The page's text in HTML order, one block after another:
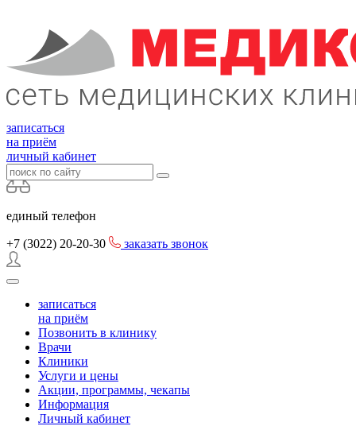
записаться
на приём
личный кабинет
единый телефон
+7 (3022) 20-20-30 заказать звонок
записаться
на приём
Позвонить в клинику
Врачи
Клиники
Услуги и цены
Акции, программы, чекапы
Информация
Личный кабинет